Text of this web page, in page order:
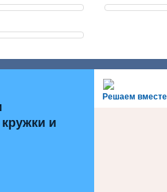
Решаем вместе
и